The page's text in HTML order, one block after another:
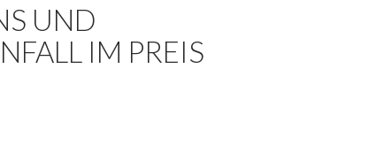
UND
IM PREIS